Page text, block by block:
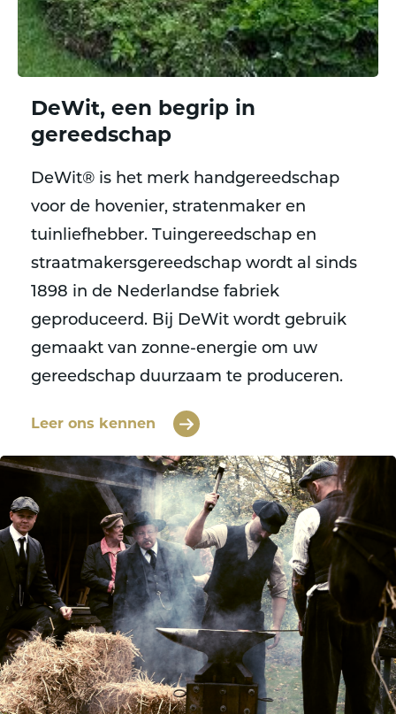
DeWit, een begrip in
gereedschap
DeWit® is het merk handgereedschap
voor de hovenier, stratenmaker en
tuinliefhebber. Tuingereedschap en
straatmakersgereedschap wordt al sinds
1898 in de Nederlandse fabriek
geproduceerd. Bij DeWit wordt gebruik
gemaakt van zonne-energie om uw
gereedschap duurzaam te produceren.
Leer ons kennen